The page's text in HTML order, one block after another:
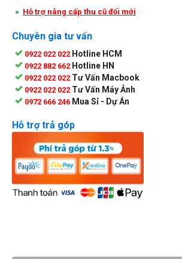
Hỗ trợ nâng cấp thu cũ đổi mới
Chuyên gia tư vấn
0922 022 022 Hotline HCM
0922 882 662 Hotline HN
0922 022 022 Tư Vấn Macbook
0922 022 022 Tư Vấn Máy Ảnh
0972 666 246 Mua Sỉ - Dự Án
Hỗ trợ trả góp